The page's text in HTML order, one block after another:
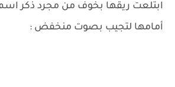
ابتلعت ريقها بخوف من مجرد ذكر
أمامها لتجيب بصوت منخفض :